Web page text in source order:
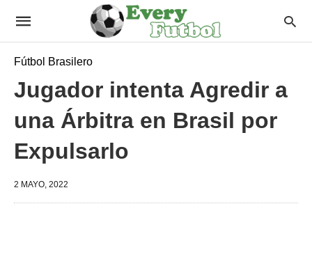
Fútbol Brasilero
Jugador intenta Agredir a
una Árbitra en Brasil por
Expulsarlo
2 MAYO, 2022